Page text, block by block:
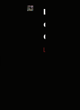
a Lucca
C&G
Leggi tutto